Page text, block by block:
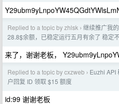
Replied to a topic by zhlsk › 继续推广我
28.8$余额，已稳定运行五月有余了 稳定
来了，谢谢老板，
Replied to a topic by cxzweb › Euzhi API
户回复 ID 领取 $15 额度
id:99 谢谢老板